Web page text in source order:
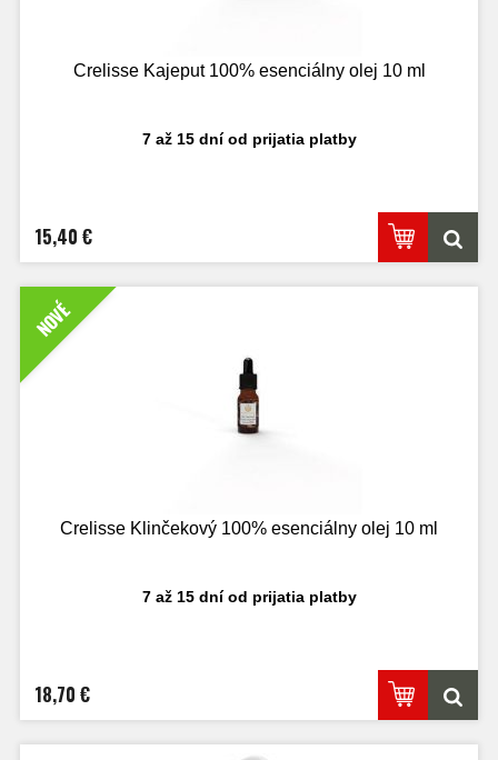
Crelisse Kajeput 100% esenciálny olej 10 ml
7 až 15 dní od prijatia platby
15,40 €
NOVÉ
Crelisse Klinčekový 100% esenciálny olej 10 ml
7 až 15 dní od prijatia platby
18,70 €